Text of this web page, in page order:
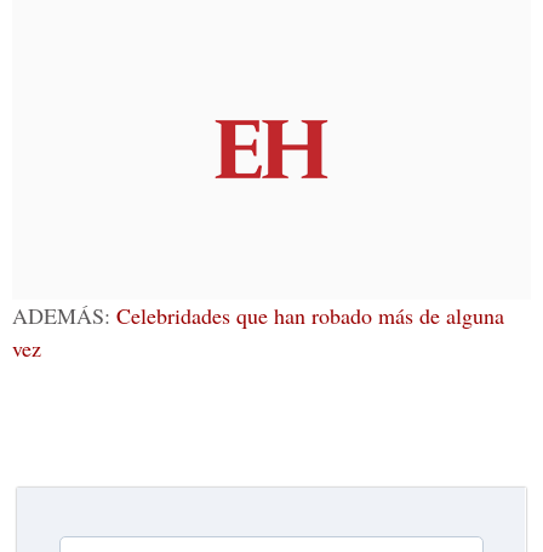
ADEMÁS: Celebridades que han robado más de alguna
vez